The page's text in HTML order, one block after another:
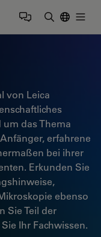
von Leica
das Thema
erfahrene
bei ihrer
Erkunden Sie
ebenso
Sie Teil der
Ihr Fachwissen.